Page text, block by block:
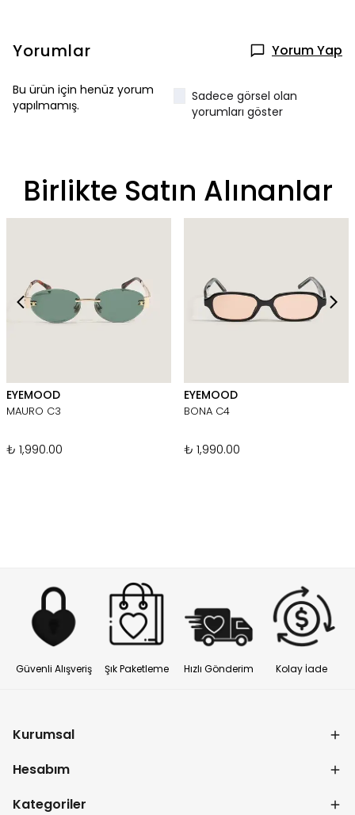
Yorumlar Yorum Yap
Bu ürün için henüz yorum
yapılmamış.
Sadece görsel olan
yorumları göster
Birlikte Satın Alınanlar
EYEMOOD
MAURO C3
₺ 1,990.00
EYEMOOD
BONA C4
₺ 1,990.00
Güvenli Alışveriş Şık Paketleme Hızlı Gönderim Kolay İade
Kurumsal
Hesabım
Kategoriler